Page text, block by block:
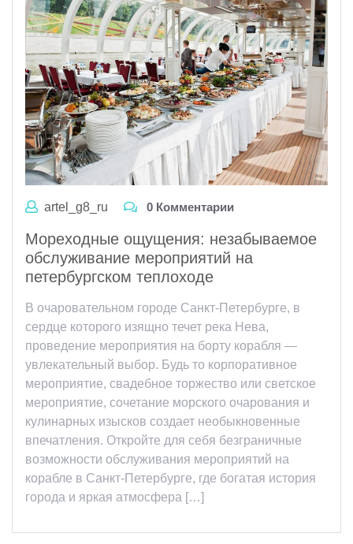
artel_g8_ru 0 Комментарии
Мореходные ощущения: незабываемое
обслуживание мероприятий на
петербургском теплоходе
В очаровательном городе Санкт-Петербурге, в
сердце которого изящно течет река Нева,
проведение мероприятия на борту корабля —
увлекательный выбор. Будь то корпоративное
мероприятие, свадебное торжество или светское
мероприятие, сочетание морского очарования и
кулинарных изысков создает необыкновенные
впечатления. Откройте для себя безграничные
возможности обслуживания мероприятий на
корабле в Санкт-Петербурге, где богатая история
города и яркая атмосфера […]